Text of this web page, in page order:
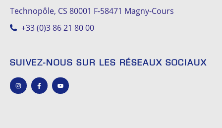
Technopôle, CS 80001 F-58471 Magny-Cours
+33 (0)3 86 21 80 00
SUIVEZ-NOUS SUR LES RÉSEAUX SOCIAUX